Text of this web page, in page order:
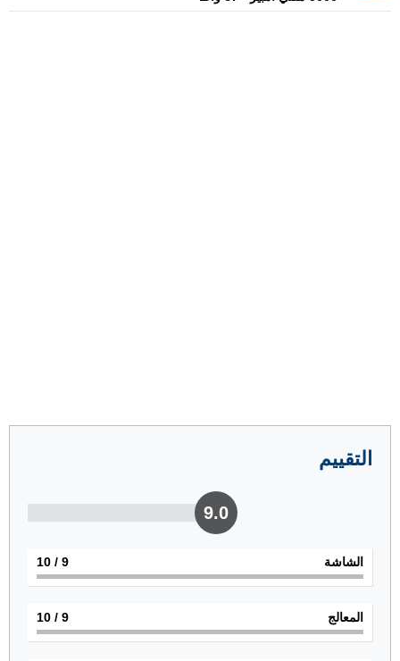
التقييم
9.0
الشاشة 9
/ 10
المعالج 9
/ 10